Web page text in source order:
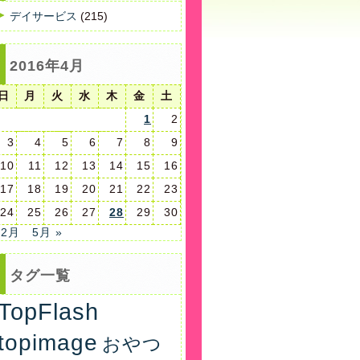
デイサービス (215)
2016年4月
月 火 水 木 金
土
1
2
3
4 5 6 7 8
9
10
11 12 13 14 15
16
17
18 19 20 21 22
23
24
25 26 27 28 29
30
月
5月 »
タグ一覧
おやつ